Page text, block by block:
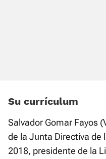
Su currículum
Salvador Gomar Fayos
de la Junta Directiva de
2018, presidente de la